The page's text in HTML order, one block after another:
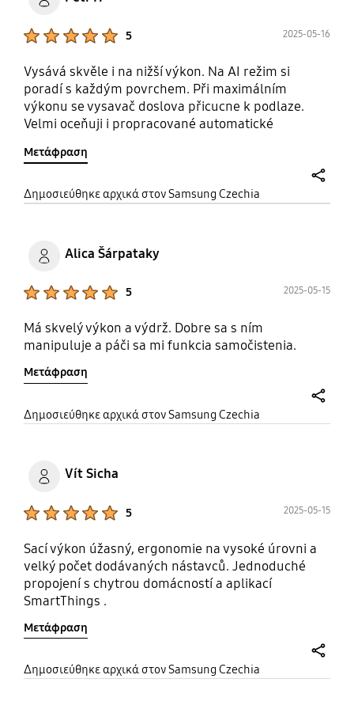
5 2025-05-16
Vysává skvěle i na nižší výkon. Na AI režim si
poradí s každým povrchem. Při maximálním
výkonu se vysavač doslova přicucne k podlaze.
Velmi oceňuji i propracované automatické
přes SmartThings aplikaci je vynikající.
Μετάφραση
Δημοσιεύθηκε αρχικά στον Samsung Czechia
Alica Šárpataky
5 2025-05-15
Má skvelý výkon a výdrž. Dobre sa s ním
manipuluje a páči sa mi funkcia samočistenia.
Μετάφραση
Δημοσιεύθηκε αρχικά στον Samsung Czechia
Vít Sicha
5 2025-05-15
Sací výkon úžasný, ergonomie na vysoké úrovni a
velký počet dodávaných nástavců. Jednoduché
propojení s chytrou domácností a aplikací
SmartThings .
Μετάφραση
Δημοσιεύθηκε αρχικά στον Samsung Czechia